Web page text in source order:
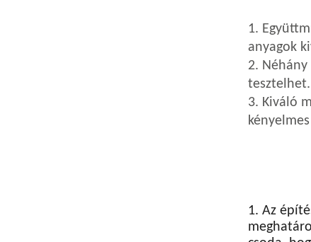
1.
anyagok
2.
tesztelhet.
3. Kiváló
1. Az